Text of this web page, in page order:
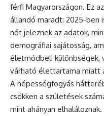
férfi Magyarországon. Ez
állandó maradt: 2025-ben
nőt jeleznek az adatok,
demográfiai sajátosság,
életmódbeli különbségek,
várható élettartama miatt
A népességfogyás
csökken a születések
mint ahányan